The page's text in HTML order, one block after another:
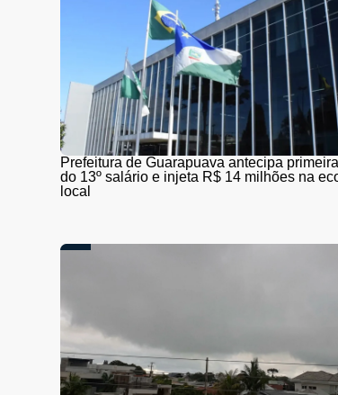
Prefeitura de Guarapuava antecipa
do 13º salário e injeta R$ 14 milhões na
local